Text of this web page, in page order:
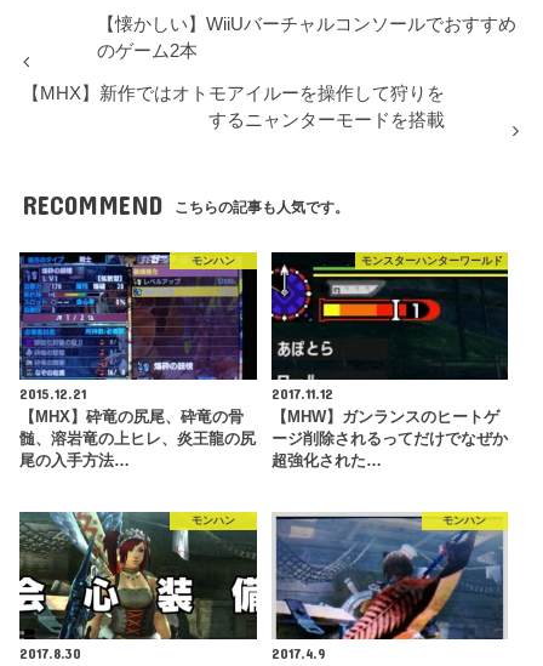
【懐かしい】WiiUバーチャルコンソールでおすすめ
のゲーム2本
【MHX】新作ではオトモアイルーを操作して狩りを
するニャンターモードを搭載
RECOMMEND こちらの記事も人気です。
モンハン
2015.12.21
【MHX】砕竜の尻尾、砕竜の骨
髄、溶岩竜の上ヒレ、炎王龍の尻
尾の入手方法…
モンスターハンターワールド
2017.11.12
【MHW】ガンランスのヒートゲ
ージ削除されるってだけでなぜか
超強化された…
モンハン
2017.8.30
モンハン
2017.4.9